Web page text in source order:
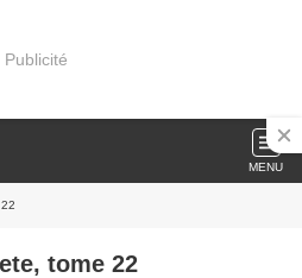
Publicité
MENU
tome 22